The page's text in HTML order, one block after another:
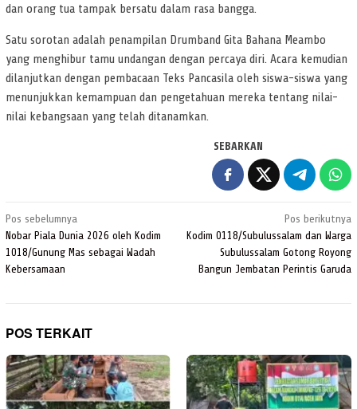
dan orang tua tampak bersatu dalam rasa bangga.
Satu sorotan adalah penampilan Drumband Gita Bahana Meambo
yang menghibur tamu undangan dengan percaya diri. Acara kemudian
dilanjutkan dengan pembacaan Teks Pancasila oleh siswa-siswa yang
menunjukkan kemampuan dan pengetahuan mereka tentang nilai-
nilai kebangsaan yang telah ditanamkan.
SEBARKAN
Navigasi
pos
Pos sebelumnya
Nobar Piala Dunia 2026 oleh Kodim
1018/Gunung Mas sebagai Wadah
Kebersamaan
Pos berikutnya
Kodim 0118/Subulussalam dan Warga
Subulussalam Gotong Royong
Bangun Jembatan Perintis Garuda
POS TERKAIT